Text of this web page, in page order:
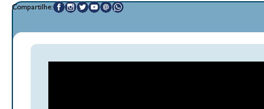
Compartilhe: